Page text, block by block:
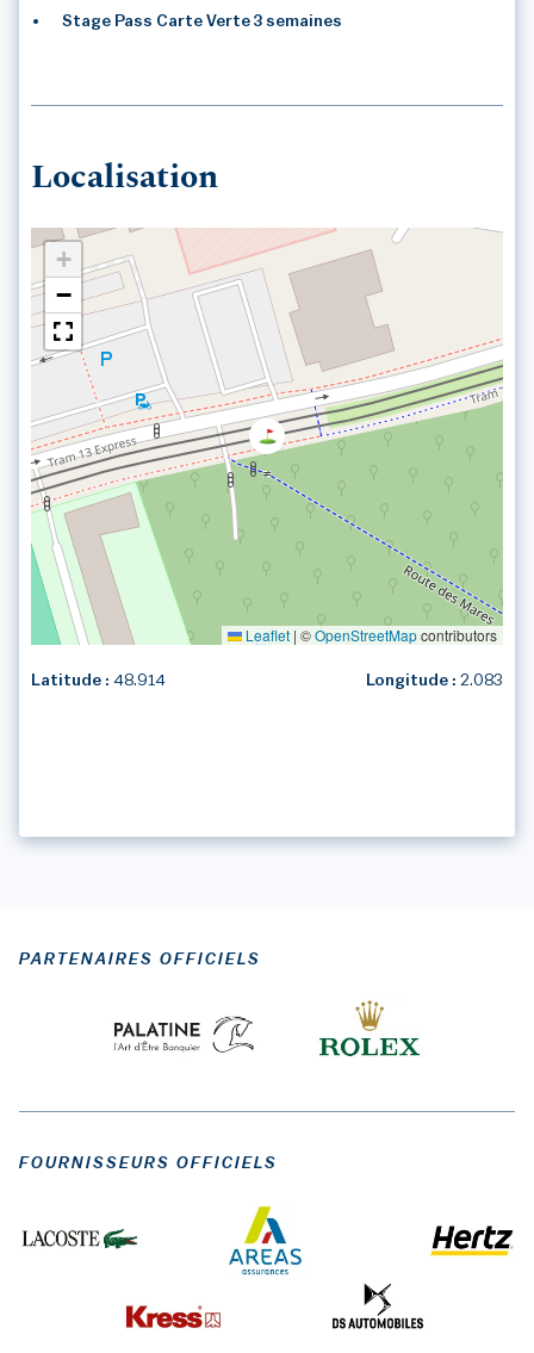
Stage Pass Carte Verte 3 semaines
Localisation
+
−
Leaflet | ©OpenStreetMapcontributors
Latitude : 48.914 Longitude : 2.083
PARTENAIRES OFFICIELS
FOURNISSEURS OFFICIELS